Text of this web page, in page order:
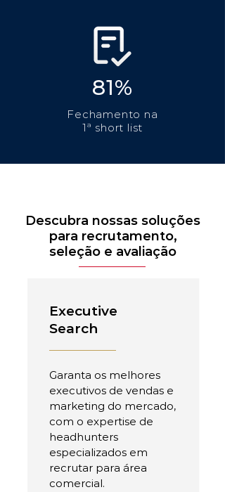
81%
Fechamento na
1ª short list
Descubra nossas soluções
para recrutamento,
seleção e avaliação
Executive
Search
Garanta os melhores
executivos de vendas e
marketing do mercado,
com o expertise de
headhunters
especializados em
recrutar para área
comercial.